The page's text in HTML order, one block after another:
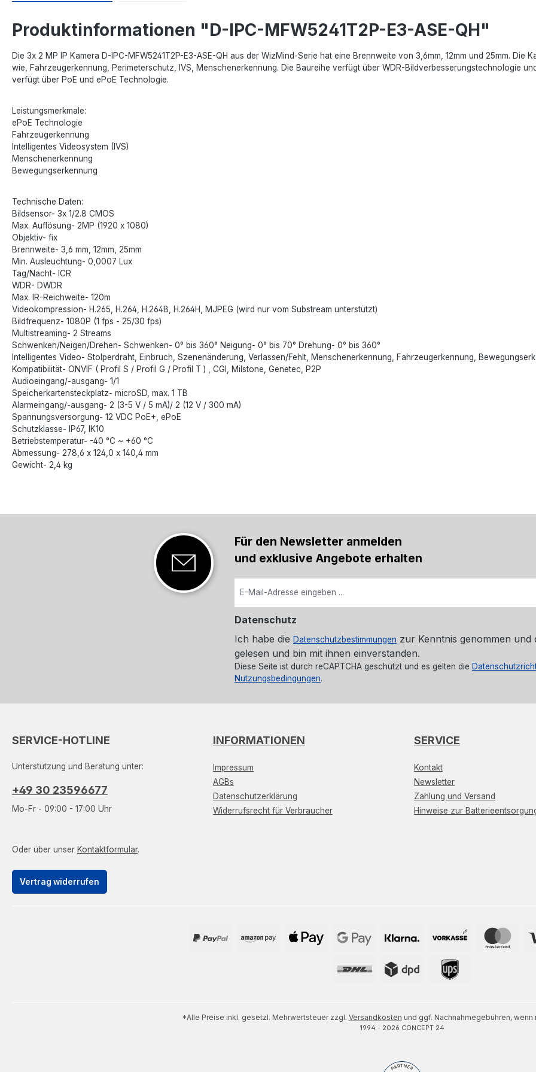
Produktinformationen "D-IPC-MFW5241T2P-E3-ASE-QH"
Die 3x 2 MP IP Kamera D-IPC-MFW5241T2P-E3-ASE-QH aus der WizMind-Serie hat eine Brennweite von 3,6mm, 12mm und 25mm.
wie, Fahrzeugerkennung, Perimeterschutz, IVS, Menschenerkennung. Die Baureihe verfügt über WDR-Bildverbesserungstechnologie
verfügt über PoE und ePoE Technologie.
Leistungsmerkmale:
ePoE Technologie
Fahrzeugerkennung
Intelligentes Videosystem (IVS)
Menschenerkennung
Bewegungserkennung
Technische Daten:
Bildsensor- 3x 1/2.8 CMOS
Max. Auflösung- 2MP (1920 x 1080)
Objektiv- fix
Brennweite- 3,6 mm, 12mm, 25mm
Min. Ausleuchtung- 0,0007 Lux
Tag/Nacht- ICR
WDR- DWDR
Max. IR-Reichweite- 120m
Videokompression- H.265, H.264, H.264B, H.264H, MJPEG (wird nur vom Substream unterstützt)
Bildfrequenz- 1080P (1 fps - 25/30 fps)
Multistreaming- 2 Streams
Schwenken/Neigen/Drehen- Schwenken- 0° bis 360° Neigung- 0° bis 70° Drehung- 0° bis 360°
Intelligentes Video- Stolperdraht, Einbruch, Szenenänderung, Verlassen/Fehlt, Menschenerkennung, Fahrzeugerkennung,
Kompatibilität- ONVIF ( Profil S / Profil G / Profil T ) , CGI, Milstone, Genetec, P2P
Audioeingang/-ausgang- 1/1
Speicherkartensteckplatz- microSD, max. 1 TB
Alarmeingang/-ausgang- 2 (3-5 V / 5 mA)/ 2 (12 V / 300 mA)
Spannungsversorgung- 12 VDC PoE+, ePoE
Schutzklasse- IP67, IK10
Betriebstemperatur- -40 °C ~ +60 °C
Abmessung- 278,6 x 124,0 x 140,4 mm
Gewicht- 2,4 kg
Für den Newsletter anmelden
und exklusive Angebote erhalten
Datenschutz
Ich habe die Datenschutzbestimmungen zur Kenntnis genommen und
gelesen und bin mit ihnen einverstanden.
Diese Seite ist durch reCAPTCHA geschützt und es gelten die
Nutzungsbedingungen.
SERVICE-HOTLINE
Unterstützung und Beratung unter:
+49 30 23596677
Mo-Fr - 09:00 - 17:00 Uhr
Oder über unser Kontaktformular.
Vertrag widerrufen
INFORMATIONEN
Impressum
AGBs
Datenschutzerklärung
Widerrufsrecht für Verbraucher
SERVICE
Kontakt
Newsletter
Zahlung und Versand
Hinweise zur
*Alle Preise inkl. gesetzl. Mehrwertsteuer zzgl. Versandkosten und ggf. Nachnahmegebühren,
1994 - 2026 CONCEPT 24